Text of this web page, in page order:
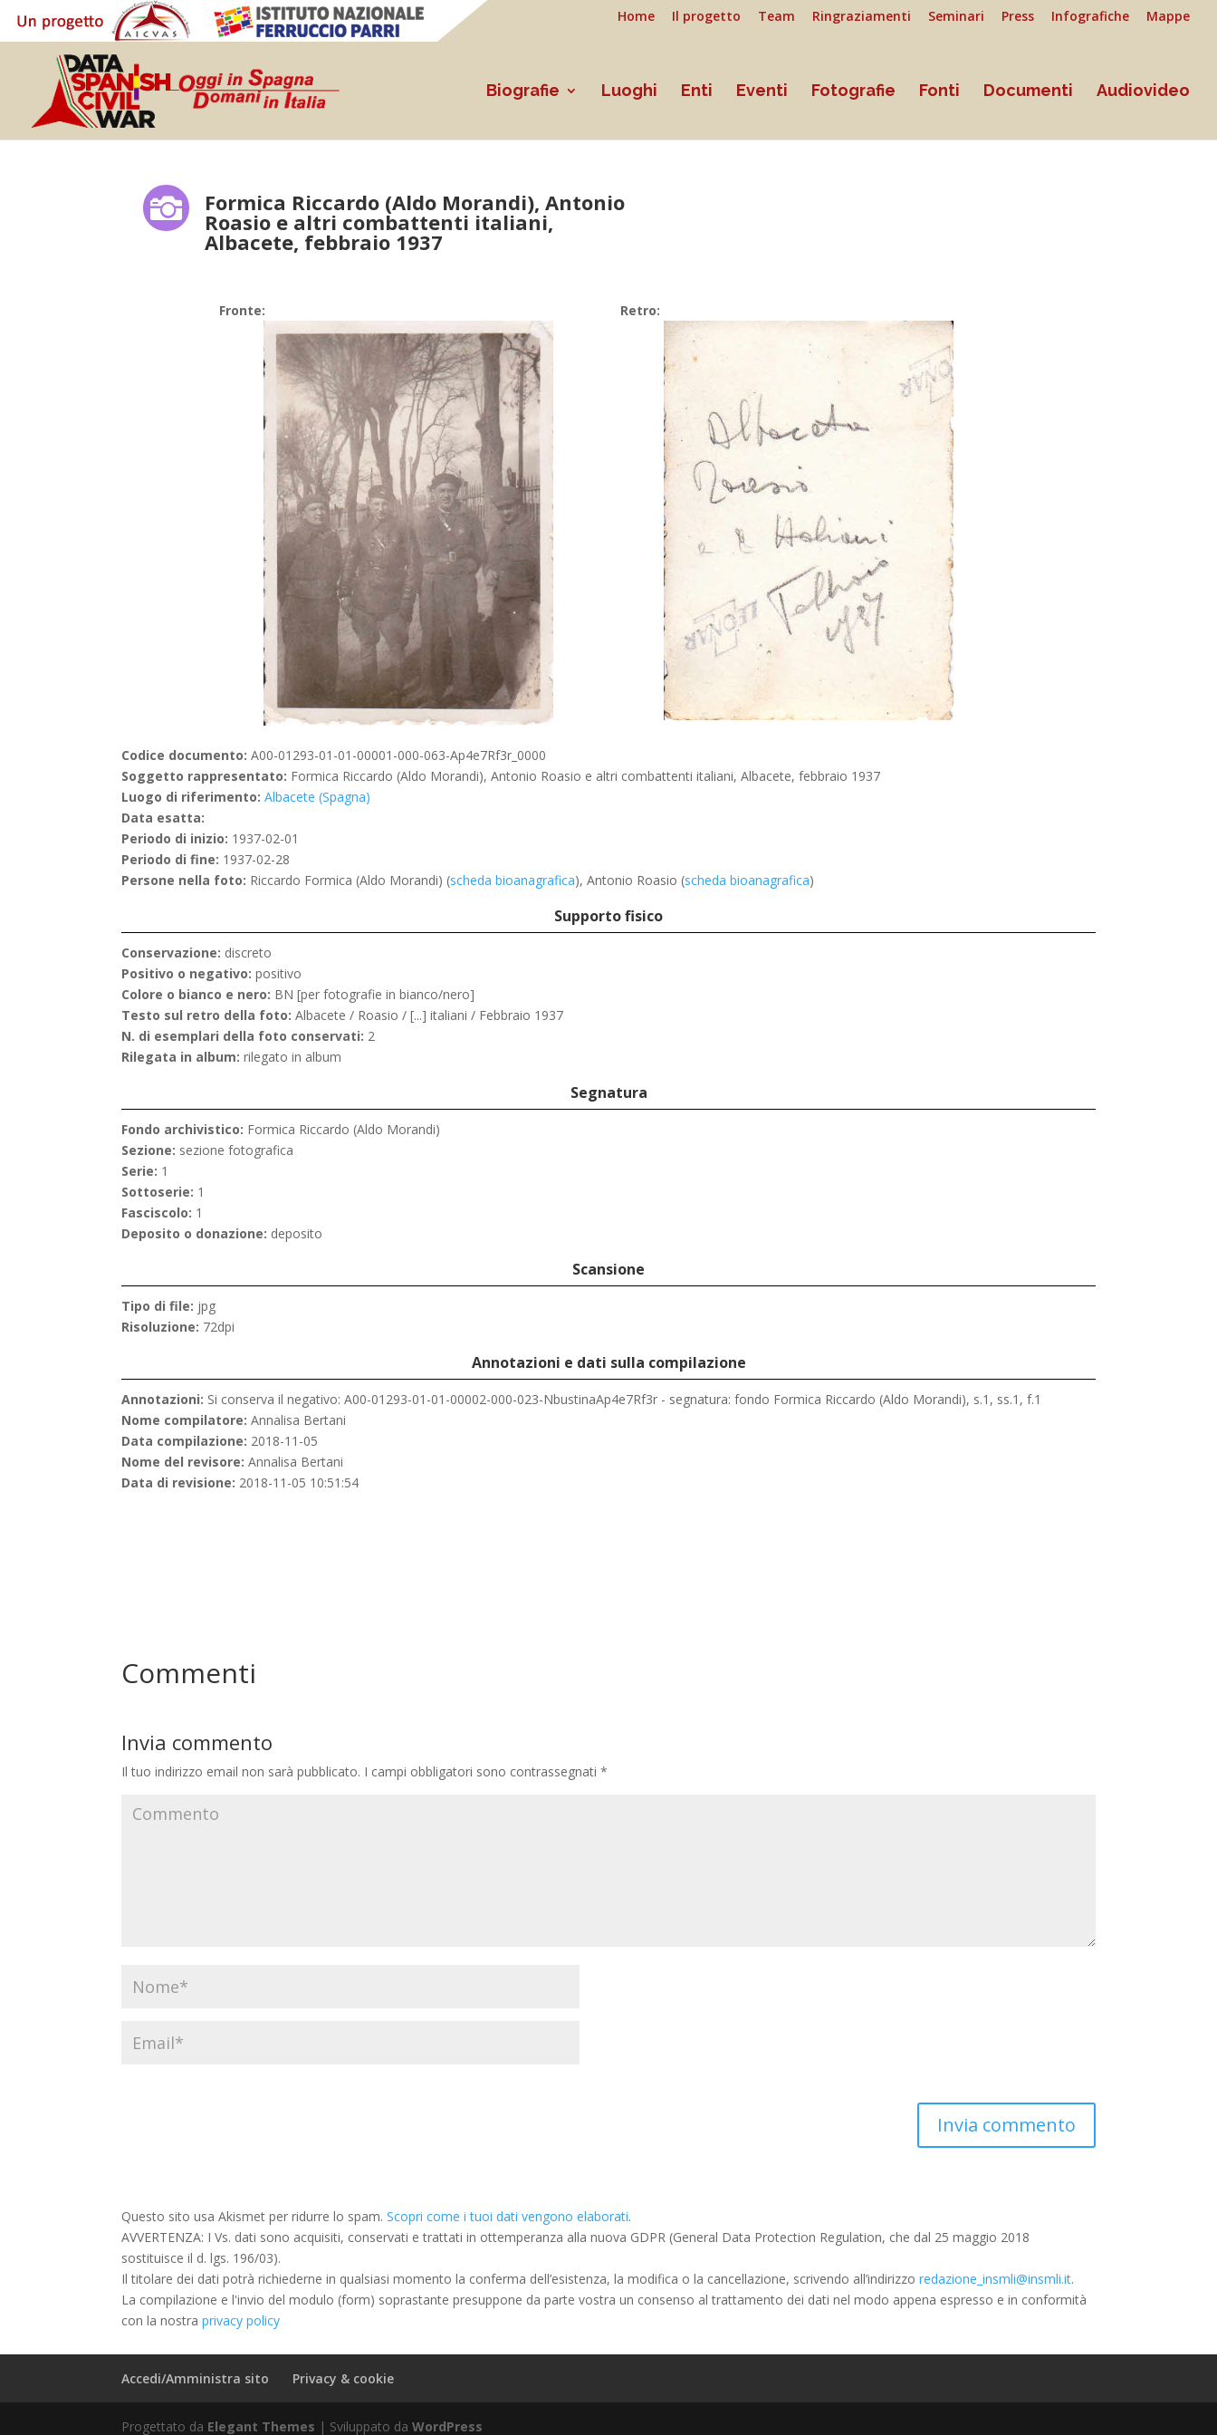
Home Il progetto Team Ringraziamenti Seminari Press Infografiche Mappe
Biografie Luoghi Enti Eventi Fotografie Fonti Documenti Audiovideo
 Formica Riccardo (Aldo Morandi), Antonio
Roasio e altri combattenti italiani,
Albacete, febbraio 1937
Fronte: Retro:
Codice documento: A00-01293-01-01-00001-000-063-Ap4e7Rf3r_0000
Soggetto rappresentato: Formica Riccardo (Aldo Morandi), Antonio Roasio e altri combattenti italiani, Albacete, febbraio 1937
Luogo di riferimento: Albacete (Spagna)
Data esatta:
Periodo di inizio: 1937-02-01
Periodo di fine: 1937-02-28
Persone nella foto: Riccardo Formica (Aldo Morandi) (scheda bioanagrafica), Antonio Roasio (scheda bioanagrafica)
Supporto fisico
Conservazione: discreto
Positivo o negativo: positivo
Colore o bianco e nero: BN [per fotografie in bianco/nero]
Testo sul retro della foto: Albacete / Roasio / [...] italiani / Febbraio 1937
N. di esemplari della foto conservati: 2
Rilegata in album: rilegato in album
Segnatura
Fondo archivistico: Formica Riccardo (Aldo Morandi)
Sezione: sezione fotografica
Serie: 1
Sottoserie: 1
Fasciscolo: 1
Deposito o donazione: deposito
Scansione
Tipo di file: jpg
Risoluzione: 72dpi
Annotazioni e dati sulla compilazione
Annotazioni: Si conserva il negativo: A00-01293-01-01-00002-000-023-NbustinaAp4e7Rf3r - segnatura: fondo Formica Riccardo (Aldo Morandi), s.1, ss.1, f.1
Nome compilatore: Annalisa Bertani
Data compilazione: 2018-11-05
Nome del revisore: Annalisa Bertani
Data di revisione: 2018-11-05 10:51:54
Commenti
Invia commento
Il tuo indirizzo email non sarà pubblicato. I campi obbligatori sono contrassegnati*
Questo sito usa Akismet per ridurre lo spam.Scopri come i tuoi dati vengono elaborati.
AVVERTENZA: I Vs. dati sono acquisiti, conservati e trattati in ottemperanza alla nuova GDPR (General Data Protection Regulation, che dal 25 maggio 2018
sostituisce il d. lgs. 196/03).
Il titolare dei dati potrà richiederne in qualsiasi momento la conferma dell’esistenza, la modifica o la cancellazione, scrivendo all’indirizzoredazione_insmli@insmli.it.
La compilazione e l'invio del modulo (form) soprastante presuppone da parte vostra un consenso al trattamento dei dati nel modo appena espresso e in conformità
con la nostraprivacy policy
Accedi/Amministra sito Privacy & cookie
Progettato da Elegant Themes | Sviluppato daWordPress